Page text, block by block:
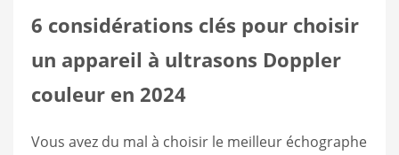
6 considérations clés pour choisir
un appareil à ultrasons Doppler
couleur en 2024
Vous avez du mal à choisir le meilleur échographe